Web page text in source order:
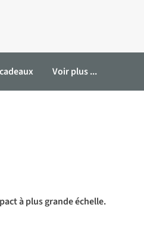
Voir plus ...
à plus grande échelle.